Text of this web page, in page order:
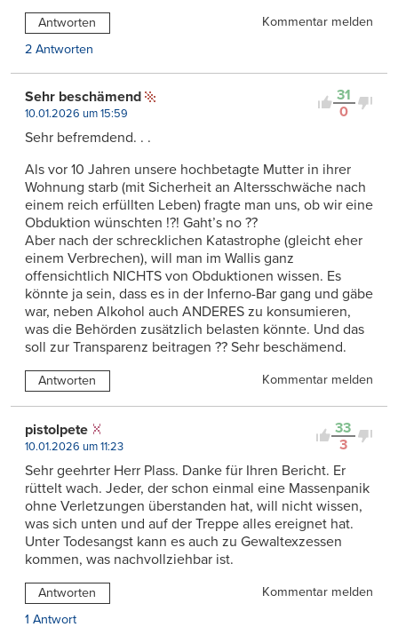
Antworten
Kommentar melden
2 Antworten
31
0
Sehr beschämend
10.01.2026 um 15:59
Sehr befremdend. . .
Als vor 10 Jahren unsere hochbetagte Mutter in ihrer
Wohnung starb (mit Sicherheit an Altersschwäche nach
einem reich erfüllten Leben) fragte man uns, ob wir eine
Obduktion wünschten !?! Gaht’s no ??
Aber nach der schrecklichen Katastrophe (gleicht eher
einem Verbrechen), will man im Wallis ganz
offensichtlich NICHTS von Obduktionen wissen. Es
könnte ja sein, dass es in der Inferno-Bar gang und gäbe
war, neben Alkohol auch ANDERES zu konsumieren,
was die Behörden zusätzlich belasten könnte. Und das
soll zur Transparenz beitragen ?? Sehr beschämend.
Antworten Kommentar melden
33
3
pistolpete
10.01.2026 um 11:23
Sehr geehrter Herr Plass. Danke für Ihren Bericht. Er
rüttelt wach. Jeder, der schon einmal eine Massenpanik
ohne Verletzungen überstanden hat, will nicht wissen,
was sich unten und auf der Treppe alles ereignet hat.
Unter Todesangst kann es auch zu Gewaltexzessen
kommen, was nachvollziehbar ist.
Antworten
Kommentar melden
1 Antwort